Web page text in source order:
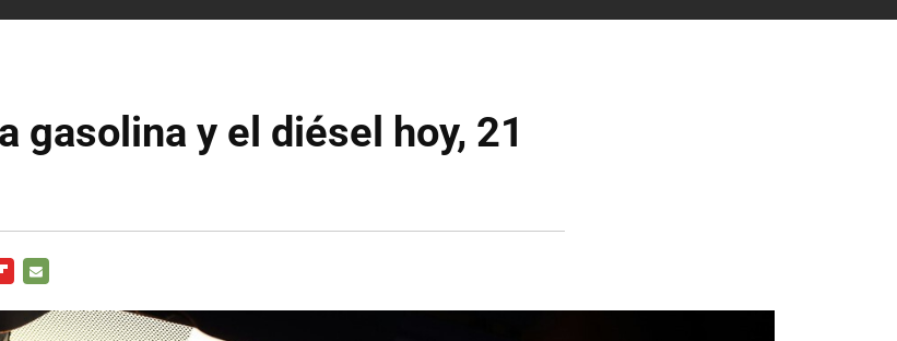
gasolina y el diésel hoy, 21
MAIL